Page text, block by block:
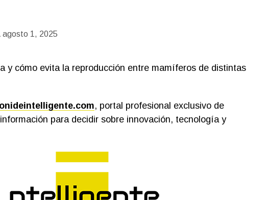
agosto 1, 2025
y cómo evita la reproducción entre mamíferos de distintas
, portal profesional exclusivo de
para decidir sobre innovación, tecnología y